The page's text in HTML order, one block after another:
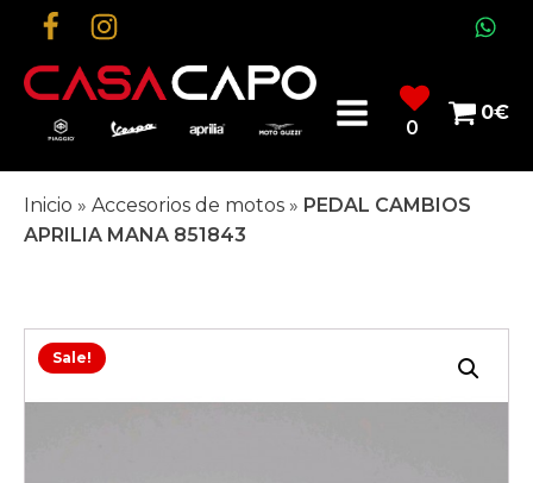
0
0€
Inicio » Accesorios de motos » PEDAL CAMBIOS
APRILIA MANA 851843
Sale!